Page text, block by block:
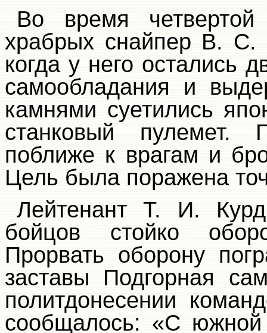
Во время четвертой
храбрых снайпер В. С.
когда у него остались
самообладания и
камнями суетились
станковый пулемет.
поближе к врагам и
Цель была поражена
Лейтенант Т. И.
бойцов стойко
Прорвать оборону
заставы Подгорная
политдонесении
сообщалось: «С южной